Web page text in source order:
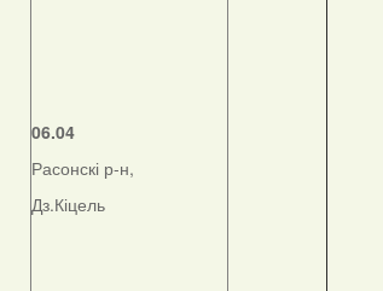
06.04
Расонскі р-н,
Дз.Кіцель